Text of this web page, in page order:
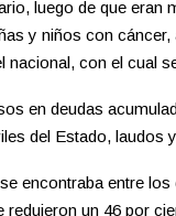
luego de que eran
y niños con
con el cual
en deudas
del Estado, laudos
encontraba entre
un 46 por